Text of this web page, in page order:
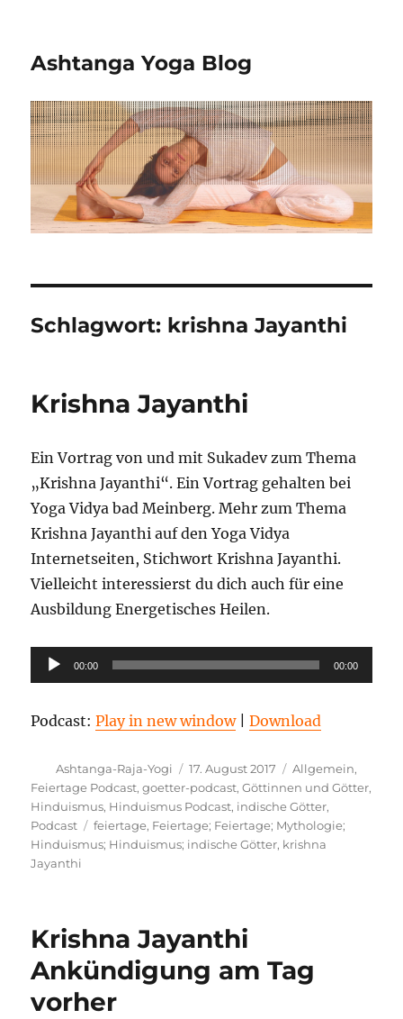
Ashtanga Yoga Blog
Schlagwort: krishna Jayanthi
Krishna Jayanthi
Ein Vortrag von und mit Sukadev zum Thema
„Krishna Jayanthi“. Ein Vortrag gehalten bei
Yoga Vidya bad Meinberg. Mehr zum Thema
Krishna Jayanthi auf den Yoga Vidya
Internetseiten, Stichwort Krishna Jayanthi.
Vielleicht interessierst du dich auch für eine
Ausbildung Energetisches Heilen.
Audio-
Player
00:00 00:00
Podcast:Play in new window|Download
Autor
Ashtanga-Raja-Yogi
Veröffentlicht
am
17. August 2017 Kategorien
Allgemein,
Feiertage Podcast,goetter-podcast,Göttinnen und Götter,
Hinduismus, Hinduismus Podcast, indische Götter,
Podcast
Schlagwörter
feiertage, Feiertage; Feiertage; Mythologie;
Hinduismus; Hinduismus; indische Götter, krishna
Jayanthi
Krishna Jayanthi
Ankündigung am Tag
vorher